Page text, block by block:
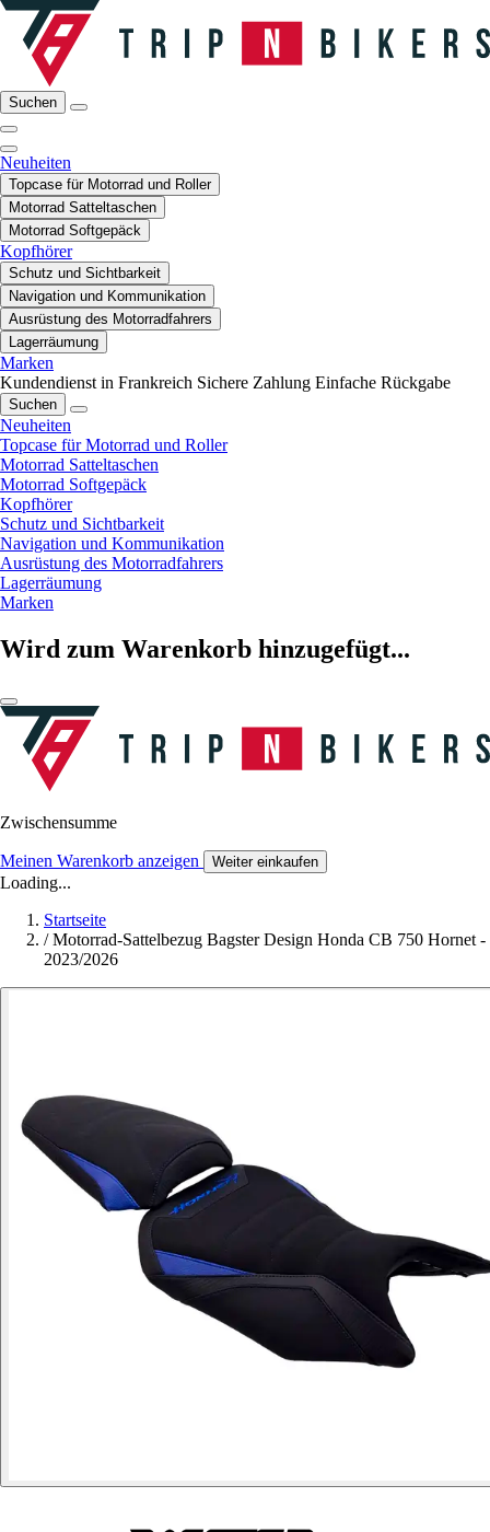
Suchen
Neuheiten
Topcase für Motorrad und Roller
Motorrad Satteltaschen
Motorrad Softgepäck
Kopfhörer
Schutz und Sichtbarkeit
Navigation und Kommunikation
Ausrüstung des Motorradfahrers
Lagerräumung
Marken
Kundendienst in Frankreich Sichere Zahlung Einfache Rückgabe
Suchen
Neuheiten
Topcase für Motorrad und Roller
Motorrad Satteltaschen
Motorrad Softgepäck
Kopfhörer
Schutz und Sichtbarkeit
Navigation und Kommunikation
Ausrüstung des Motorradfahrers
Lagerräumung
Marken
Wird zum Warenkorb hinzugefügt...
Zwischensumme
Meinen Warenkorb anzeigen Weiter einkaufen
Loading...
Startseite
/ Motorrad-Sattelbezug Bagster Design Honda CB 750 Hornet -
2023/2026